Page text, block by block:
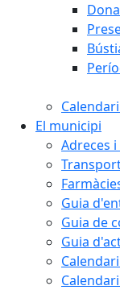
El municipi
Adreces
Guia
Guia de
Guia